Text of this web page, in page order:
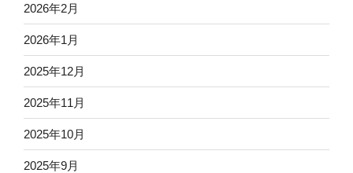
2026年2月
2026年1月
2025年12月
2025年11月
2025年10月
2025年9月